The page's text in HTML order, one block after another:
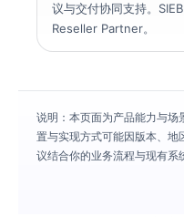
议与交付协同支持。
Reseller Partner。
说明：本页面为产品能力与场
置与实现方式可能因版本、地
议结合你的业务流程与现有系